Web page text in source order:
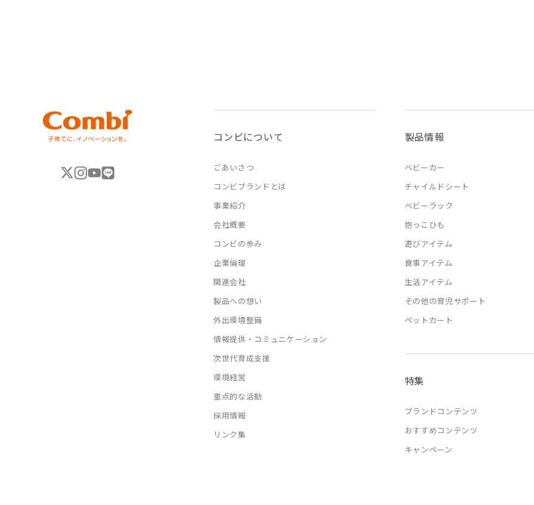
コンビについて
ごあいさつ
コンビブランドとは
事業紹介
会社概要
コンビの歩み
企業倫理
関連会社
製品への想い
外出環境整備
情報提供・コミュニケーション
次世代育成支援
環境経営
重点的な活動
採用情報
リンク集
製品情報
ベビーカー
チャイルドシート
ベビーラック
抱っこひも
遊びアイテム
食事アイテム
生活アイテム
その他の育児サポート
ペットカート
特集
ブランドコンテンツ
おすすめコンテンツ
キャンペーン